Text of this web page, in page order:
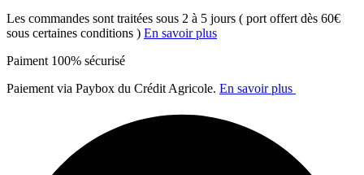
Les commandes sont traitées sous 2 à 5 jours ( port offert dès 60€
sous certaines conditions ) En savoir plus
Paiment 100% sécurisé
Paiement via Paybox du Crédit Agricole. En savoir plus